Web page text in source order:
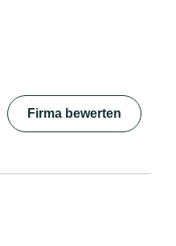
Firma bewerten